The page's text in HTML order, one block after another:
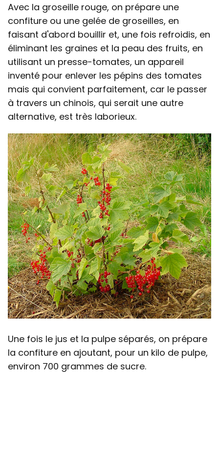
Avec la groseille rouge, on prépare une
confiture ou une gelée de groseilles, en
faisant d'abord bouillir et, une fois refroidis, en
éliminant les graines et la peau des fruits, en
utilisant un presse-tomates, un appareil
inventé pour enlever les pépins des tomates
mais qui convient parfaitement, car le passer
à travers un chinois, qui serait une autre
alternative, est très laborieux.
Une fois le jus et la pulpe séparés, on prépare
la confiture en ajoutant, pour un kilo de pulpe,
environ 700 grammes de sucre.